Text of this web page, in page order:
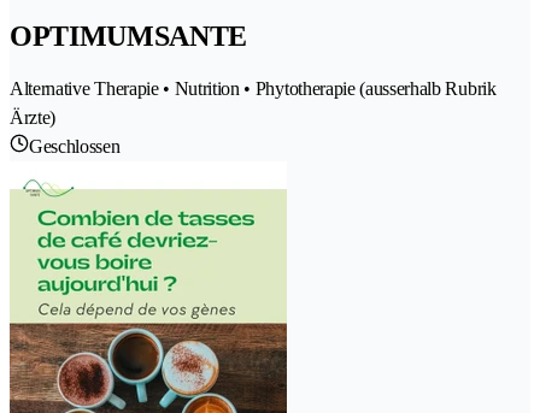
OPTIMUMSANTE
Alternative Therapie • Nutrition • Phytotherapie (ausserhalb Rubrik
Ärzte)
Geschlossen